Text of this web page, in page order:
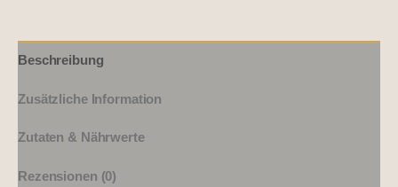
Beschreibung
Zusätzliche Information
Zutaten & Nährwerte
Rezensionen (0)